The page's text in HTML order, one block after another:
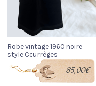
Robe vintage 1960 noire
style Courrèges
85,00€